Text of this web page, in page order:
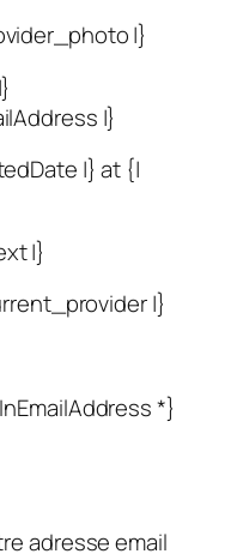
|}
|}
|} at {|
|}
|}
*}
adresse email